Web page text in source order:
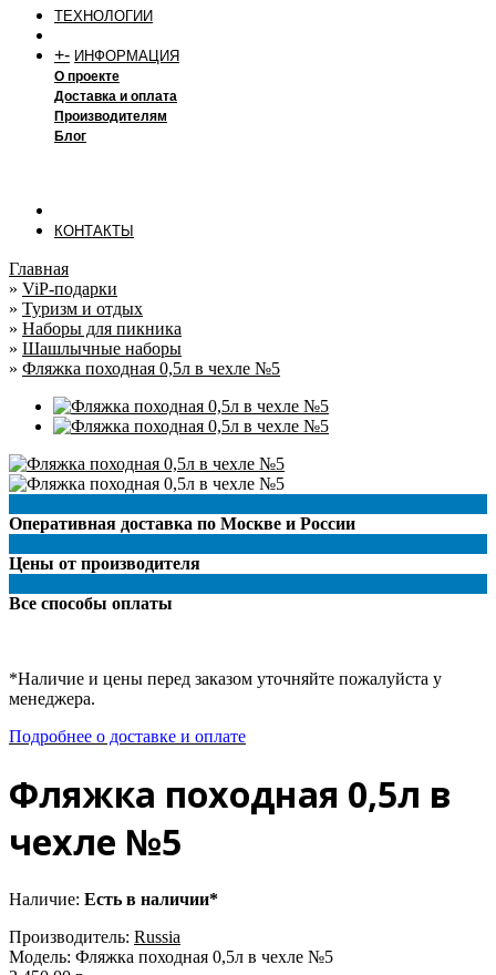
ТЕХНОЛОГИИ
+- ИНФОРМАЦИЯ
О проекте
Доставка и оплата
Производителям
Блог
КОНТАКТЫ
Главная
» ViP-подарки
» Туризм и отдых
» Наборы для пикника
» Шашлычные наборы
» Фляжка походная 0,5л в чехле №5
Оперативная доставка по Москве и России
Цены от производителя
Все способы оплаты
*Наличие и цены перед заказом уточняйте пожалуйста у
менеджера.
Подробнее о доставке и оплате
Фляжка походная 0,5л в
чехле №5
Наличие: Есть в наличии*
Производитель: Russia
Модель: Фляжка походная 0,5л в чехле №5